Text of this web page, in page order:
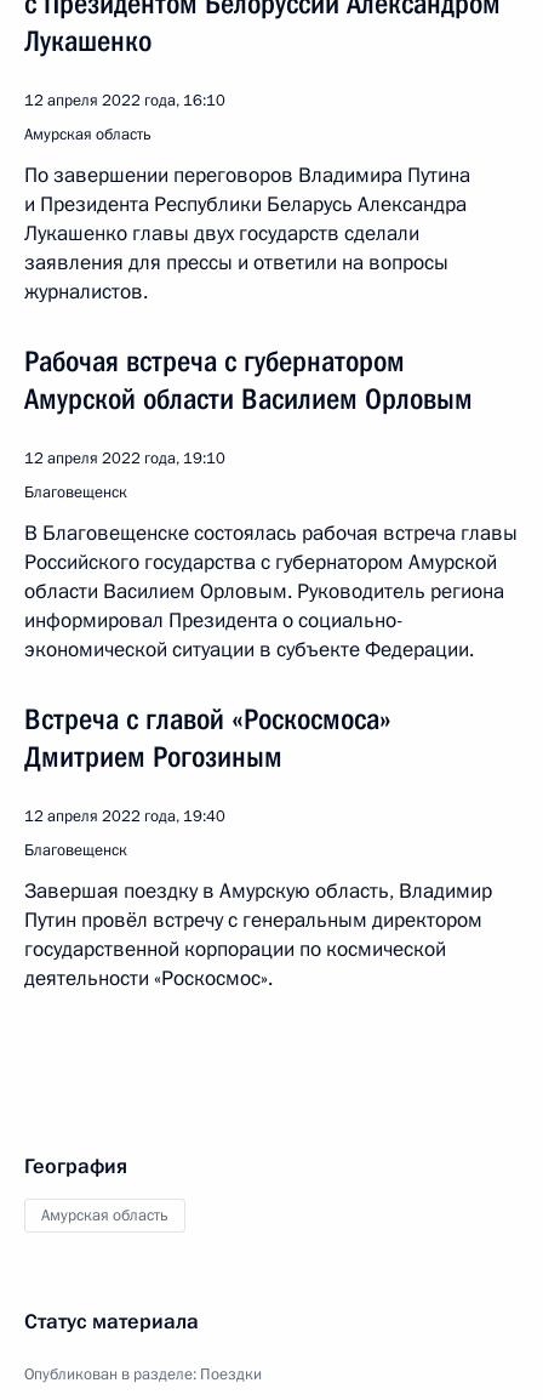
Лукашенко
12 апреля 2022 года, 16:10
Амурская область
По завершении переговоров Владимира Путина
и Президента Республики Беларусь Александра
Лукашенко главы двух государств сделали
заявления для прессы и ответили на вопросы
журналистов.
Рабочая встреча с губернатором
Амурской области Василием Орловым
12 апреля 2022 года, 19:10
Благовещенск
В Благовещенске состоялась рабочая встреча главы
Российского государства с губернатором Амурской
области Василием Орловым. Руководитель региона
информировал Президента о социально-
экономической ситуации в субъекте Федерации.
Встреча с главой «Роскосмоса»
Дмитрием Рогозиным
12 апреля 2022 года, 19:40
Благовещенск
Завершая поездку в Амурскую область, Владимир
Путин провёл встречу с генеральным директором
государственной корпорации по космической
деятельности «Роскосмос».
География
Амурская область
Статус материала
Опубликован в разделе: Поездки